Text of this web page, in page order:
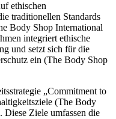
ethischen
traditionellen Standards
Body Shop International
integriert ethische
und setzt sich für die
ein (The Body Shop
„Commitment to
(The Body
Ziele umfassen die